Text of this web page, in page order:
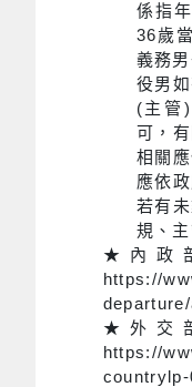
係指
36歲
義務男
役男
(主管
可，
相關
應依
若有
規、
★內政
https://
★外交
https://